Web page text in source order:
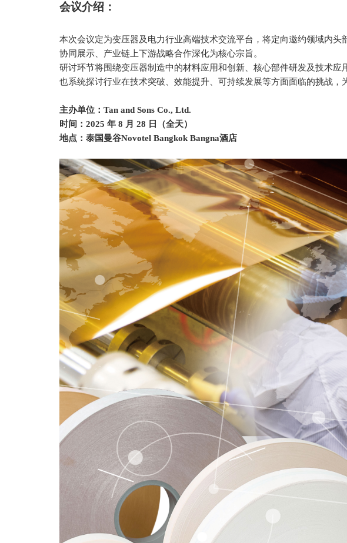
会议介绍：
本次会议定为变压器及电力行业高端技术交流平台，将定向邀约领域内
协同展示、产业链上下游战略合作深化为核心宗旨。
研讨环节将围绕变压器制造中的材料应用和创新、核心部件研发及技术
也系统探讨行业在技术突破、效能提升、可持续发展等方面面临的挑战，
主办单位： Tan and Sons Co., Ltd.
时间： 2025 年 8 月 28 日（全天）
地点：泰国曼谷Novotel Bangkok Bangna酒店